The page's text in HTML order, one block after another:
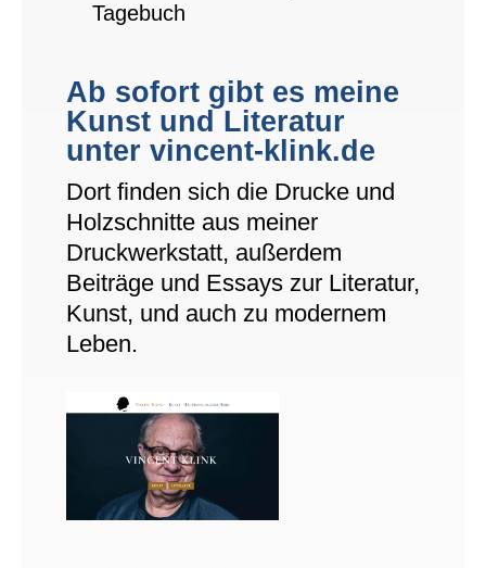
Tagebuch
Ab sofort gibt es meine
Kunst und Literatur
unter vincent-klink.de
Dort finden sich die Drucke und
Holzschnitte aus meiner
Druckwerkstatt, außerdem
Beiträge und Essays zur Literatur,
Kunst, und auch zu modernem
Leben.